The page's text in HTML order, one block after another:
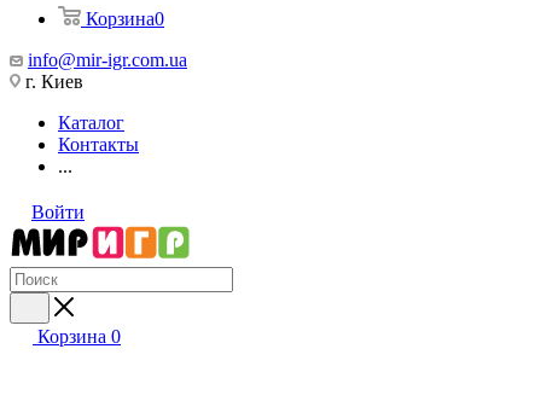
Корзина0
info@mir-igr.com.ua
г. Киев
Каталог
Контакты
...
Войти
Корзина 0